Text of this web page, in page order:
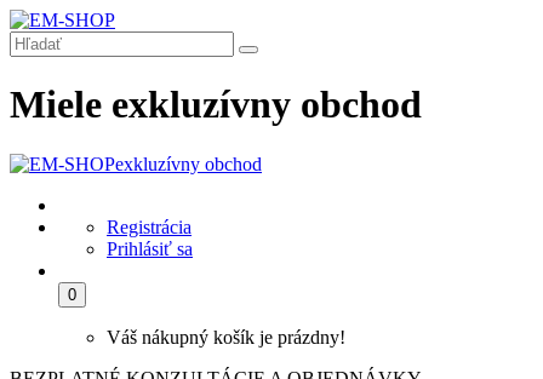
Miele exkluzívny obchod
exkluzívny obchod
Registrácia
Prihlásiť sa
0
Váš nákupný košík je prázdny!